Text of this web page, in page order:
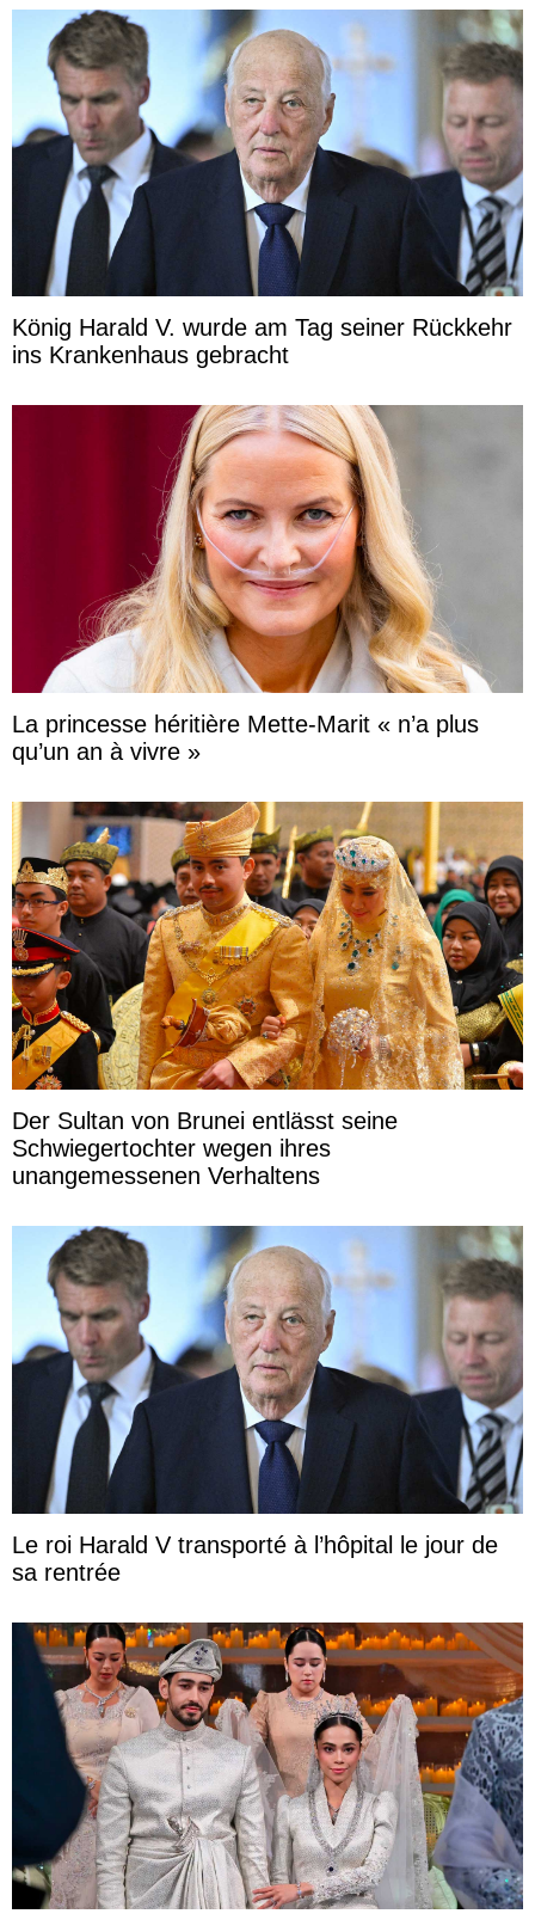
König Harald V. wurde am Tag seiner Rückkehr
ins Krankenhaus gebracht
La princesse héritière Mette-Marit « n’a plus
qu’un an à vivre »
Der Sultan von Brunei entlässt seine
Schwiegertochter wegen ihres
unangemessenen Verhaltens
Le roi Harald V transporté à l’hôpital le jour de
sa rentrée